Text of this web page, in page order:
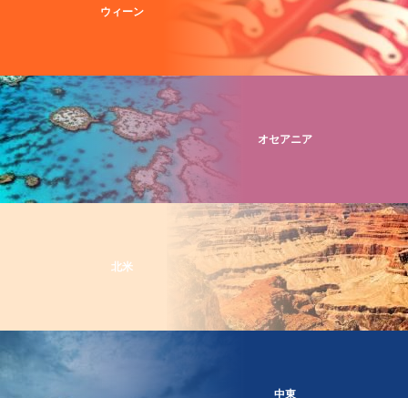
ウィーン
オセアニア
北米
中東